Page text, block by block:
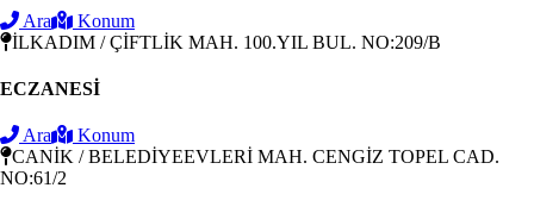
Ara
Konum
İLKADIM / ÇİFTLİK MAH. 100.YIL BUL. NO:209/B
ECZANESİ
Ara
Konum
CANİK / BELEDİYEEVLERİ MAH. CENGİZ TOPEL CAD.
NO:61/2